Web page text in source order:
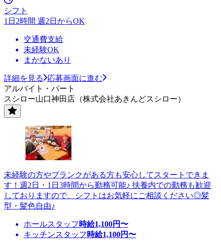
シフト
1日2時間 週2日からOK
交通費支給
未経験OK
まかないあり
詳細を見る
応募画面に進む
アルバイト・パート
スシロー山口神田店（株式会社あきんどスシロー）
未経験の方やブランクがある方も安心してスタートできま
す！週2日・1日3時間から勤務可能♪ 扶養内での勤務も歓迎
しておりますので、シフトはお気軽にご相談ください◎髪
型・髪色自由♪
ホールスタッフ 時給1,100円〜
キッチンスタッフ 時給1,100円〜